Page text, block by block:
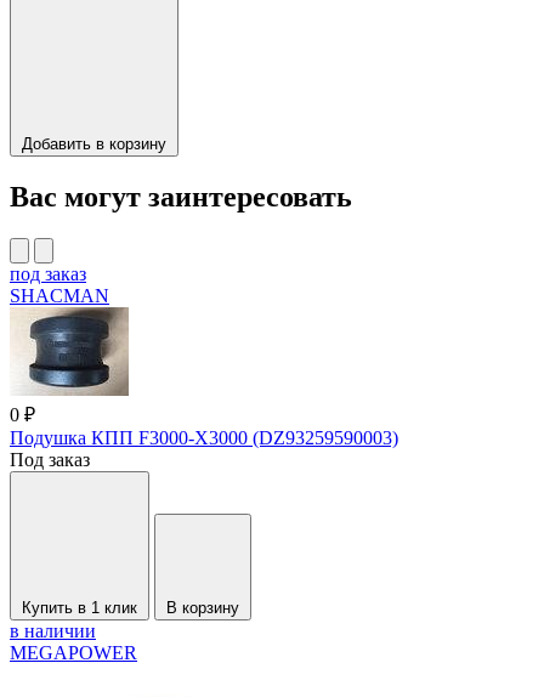
Добавить в корзину
Вас могут заинтересовать
под заказ
SHACMAN
0 ₽
Подушка КПП F3000-X3000 (DZ93259590003)
Под заказ
Купить в 1 клик В корзину
в наличии
MEGAPOWER